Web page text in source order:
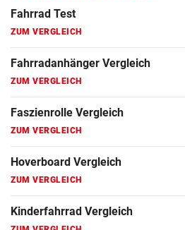
Fahrrad Test
ZUM VERGLEICH
Fahrradanhänger Vergleich
ZUM VERGLEICH
Faszienrolle Vergleich
ZUM VERGLEICH
Hoverboard Vergleich
ZUM VERGLEICH
Kinderfahrrad Vergleich